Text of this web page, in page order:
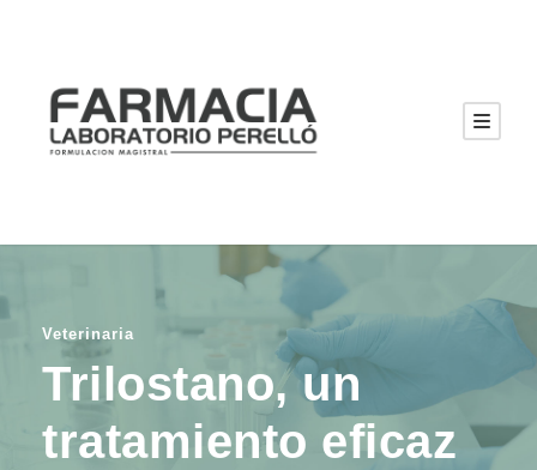
Veterinaria
Trilostano, un
tratamiento eficaz